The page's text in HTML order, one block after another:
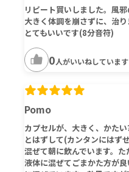
リピート買いしました。風
大きく体調を崩さずに、治
とてもいいです(8分音符)
0人がいいねしています
Pomo
カプセルが、大きく、かた
とはずして(カンタンにはず
混ぜて朝に飲んでいます。
液体に混ぜてごまかた方が